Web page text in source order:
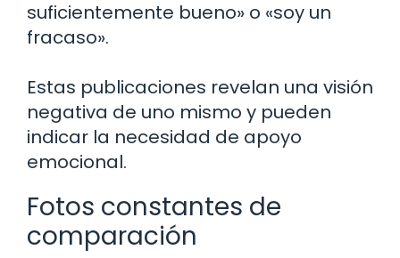
suficientemente bueno» o «soy un
fracaso».
Estas publicaciones revelan una visión
negativa de uno mismo y pueden
indicar la necesidad de apoyo
emocional.
Fotos constantes de
comparación